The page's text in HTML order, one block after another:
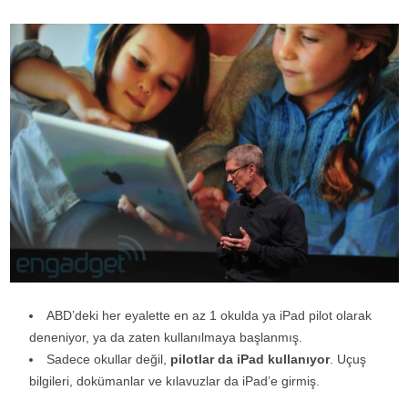
ABD’deki her eyalette en az 1 okulda ya iPad pilot olarak
deneniyor, ya da zaten kullanılmaya başlanmış.
Sadece okullar değil, pilotlar da iPad kullanıyor. Uçuş
bilgileri, dokümanlar ve kılavuzlar da iPad’e girmiş.